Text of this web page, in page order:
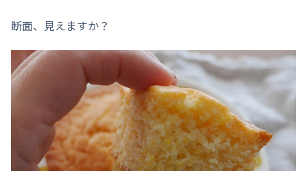
断面、見えますか？